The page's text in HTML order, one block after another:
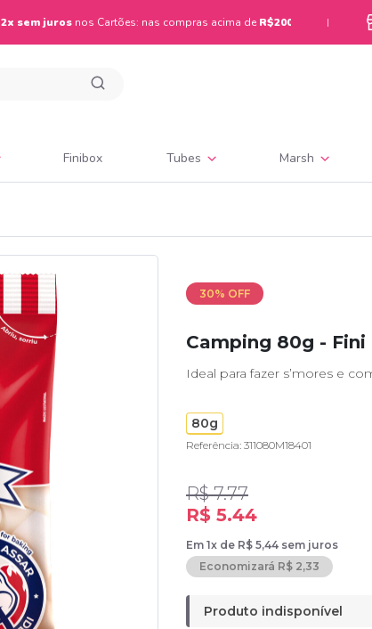
2x sem jurosnos Cartões: nas compras acima de R$200 |
Finibox Tubes Marsh
30% OFF
Camping 80g - Fini
Ideal para fazer s’mores e
80g
Referência: 311080M18401
R$ 7.77
R$ 5.44
Em 1x de R$ 5,44 sem juros
Economizará R$ 2,33
Produto indisponível